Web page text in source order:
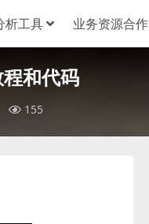
析工具 业务资源合作
和代码
155